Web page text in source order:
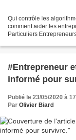
Qui contrôle les
comment aider les
Particuliers
#Entrepreneur
informé pour
Publié le 23/05/2020 à
Par Olivier Biard